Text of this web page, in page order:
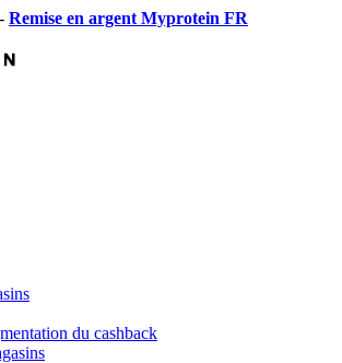
- Remise en argent Myprotein FR
du cashback